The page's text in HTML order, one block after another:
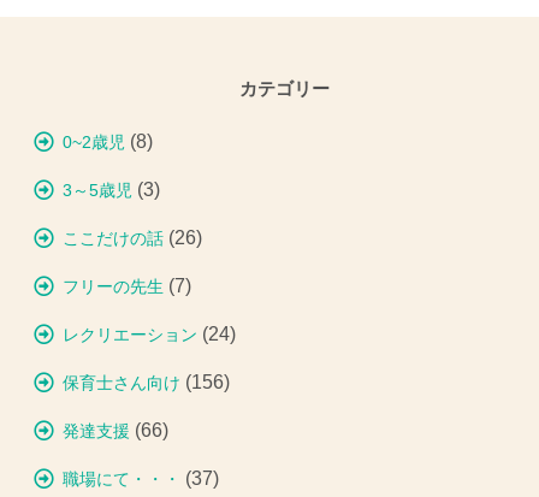
カテゴリー
0~2歳児 (8)
3～5歳児 (3)
ここだけの話 (26)
フリーの先生 (7)
レクリエーション (24)
保育士さん向け (156)
発達支援 (66)
職場にて・・・ (37)